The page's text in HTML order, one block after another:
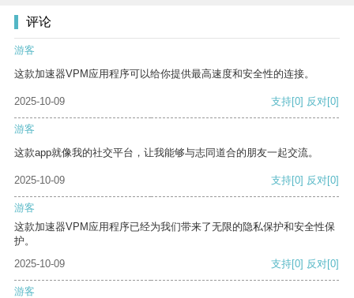
评论
游客
这款加速器VPM应用程序可以给你提供最高速度和安全性的连接。
2025-10-09 支持[0] 反对[0]
游客
这款app就像我的社交平台，让我能够与志同道合的朋友一起交流。
2025-10-09 支持[0] 反对[0]
游客
这款加速器VPM应用程序已经为我们带来了无限的隐私保护和安全性保
护。
2025-10-09
支持[0] 反对[0]
游客